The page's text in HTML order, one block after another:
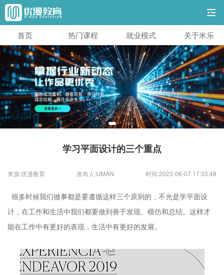
首页 热门课程 就业模式 关于米乐
学习平面设计的三个重点
来源:优漫教育 发布人:UMAN 时间:2023-06-07 17:33:48
很多时候我们做事都是要遵循这样三个原则的，不光是学平面设
计，在工作和生活中我们都要做到善于发现、模仿和总结。这样才
能在工作中有更好的表现，生活中有更好的发展。